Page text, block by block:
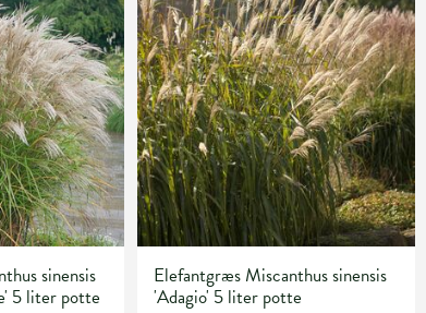
sinensis
5 liter potte
Elefantgræs Miscanthus sinensis
'Adagio' 5 liter potte